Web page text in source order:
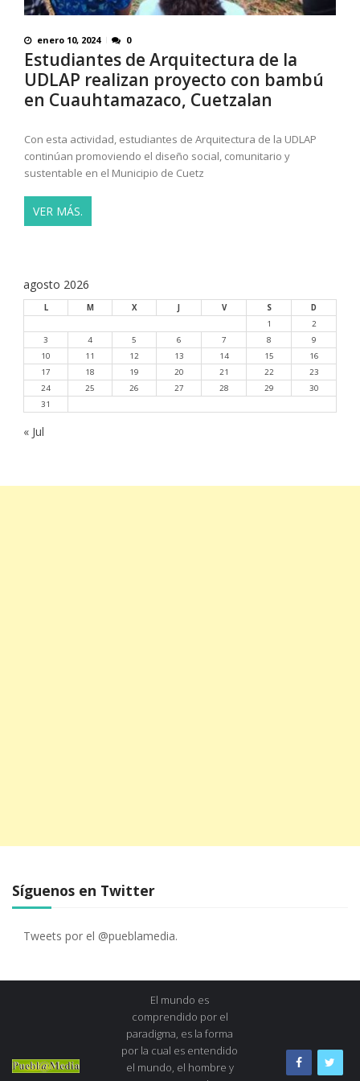
enero 10, 2024 0
Estudiantes de Arquitectura de la
UDLAP realizan proyecto con bambú
en Cuauhtamazaco, Cuetzalan
Con esta actividad, estudiantes de Arquitectura de la UDLAP
continúan promoviendo el diseño social, comunitario y
sustentable en el Municipio de Cuetz
VER MÁS.
agosto 2026
L M X V S
D
1
2
3
4 5 6 7 8
9
10
11 12 13 14 15
16
17
18 19 20 21 22
23
24
25 26 27 28 29
30
31
« Jul
Síguenos en Twitter
Tweets por el @pueblamedia.
El mundo es
comprendido por el
paradigma, es la forma
por la cual es entendido
el mundo, el hombre y